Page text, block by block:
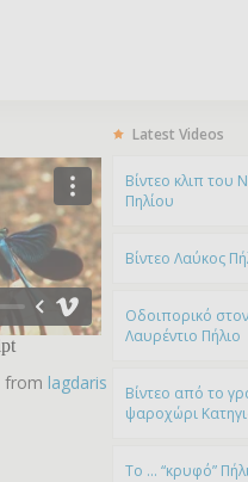
from lagdaris
Latest Videos
Bίντεο κλιπ του
Πηλίου
Βίντεο Λαύκος
Οδοιπορικό
Λαυρέντιο Πήλιο
Βίντεο από το
ψαροχώρι
To … “κρυφό”